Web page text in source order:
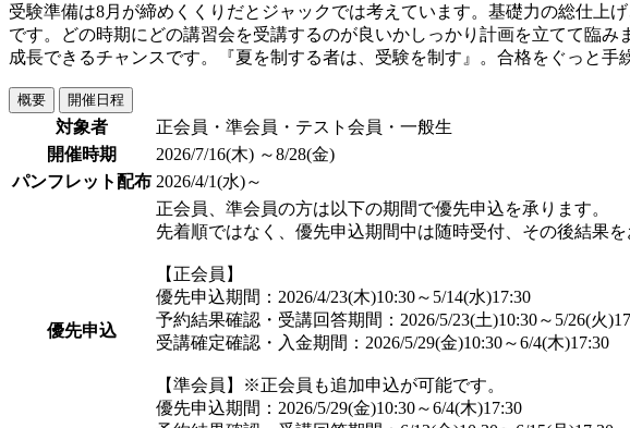
受験準備は8月が締めくくりだとジャックでは考えています。基礎力の総仕上
です。どの時期にどの講習会を受講するのが良いかしっかり計画を立てて臨
成長できるチャンスです。『夏を制する者は、受験を制す』。合格をぐっと手
概要 開催日程
対象者
正会員・準会員・テスト会員・一般生
開催時期
2026/7/16(木) ～8/28(金)
パンフレット配布 2026/4/1(水)～
優先申込
正会員、準会員の方は以下の期間で優先申込を承ります。
先着順ではなく、優先申込期間中は随時受付、その後結果を
【正会員】
優先申込期間：2026/4/23(木)10:30～5/14(水)17:30
予約結果確認・受講回答期間：2026/5/23(土)10:30～5/26(火
受講確定確認・入金期間：2026/5/29(金)10:30～6/4(木)17:30
【準会員】※正会員も追加申込が可能です。
優先申込期間：2026/5/29(金)10:30～6/4(木)17:30